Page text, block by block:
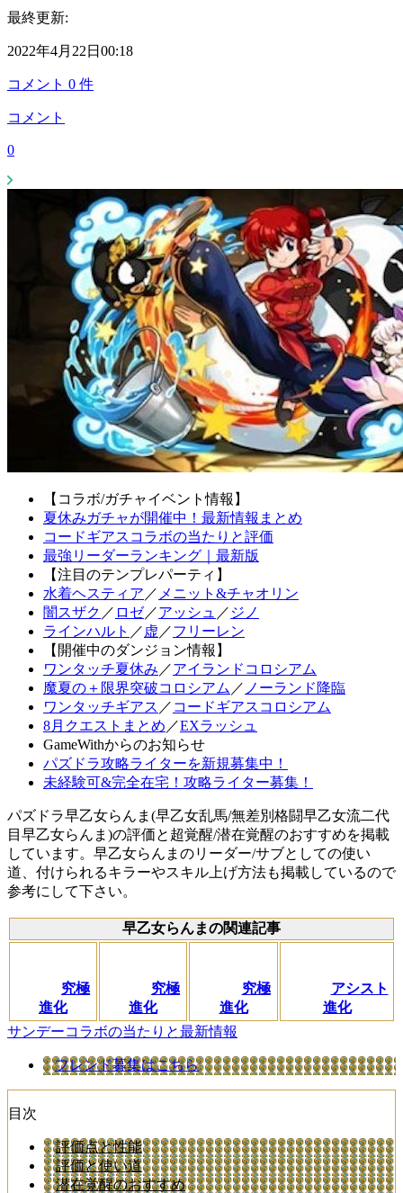
最終更新:
2022年4月22日00:18
コメント 0 件
コメント
0
【コラボ/ガチャイベント情報】
夏休みガチャが開催中！最新情報まとめ
コードギアスコラボの当たりと評価
最強リーダーランキング｜最新版
【注目のテンプレパーティ】
水着ヘスティア ／ メニット&チャオリン
闇スザク ／ ロゼ／アッシュ ／ ジノ
ラインハルト ／ 虚 ／フリーレン
【開催中のダンジョン情報】
ワンタッチ夏休み ／アイランドコロシアム
魔夏の＋限界突破コロシアム ／ ノーランド降臨
ワンタッチギアス ／ コードギアスコロシアム
8月クエストまとめ ／EXラッシュ
GameWithからのお知らせ
パズドラ攻略ライターを新規募集中！
未経験可&完全在宅！攻略ライター募集！
パズドラ早乙女らんま(早乙女乱馬/無差別格闘早乙女流二代
目早乙女らんま)の評価と超覚醒/潜在覚醒のおすすめを掲載
しています。早乙女らんまのリーダー/サブとしての使い
道、付けられるキラーやスキル上げ方法も掲載しているので
参考にして下さい。
早乙女らんまの関連記事
究極
進化
究極
進化
究極
進化
アシスト
進化
サンデーコラボの当たりと最新情報
フレンド募集はこちら
目次
評価点と性能
評価と使い道
潜在覚醒のおすすめ